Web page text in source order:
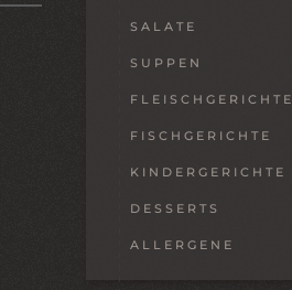
SALATE
SUPPEN
FLEISCHGERICHTE
FISCHGERICHTE
KINDERGERICHTE
DESSERTS
ALLERGENE